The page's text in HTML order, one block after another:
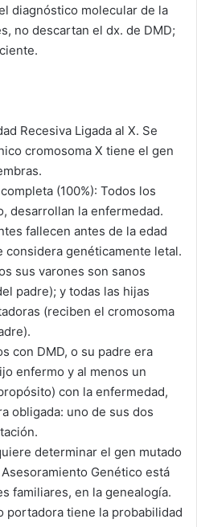
diagnóstico molecular de la
no descartan el dx. de DMD;
Recesiva Ligada al X. Se
cromosoma X tiene el gen
(100%): Todos los
desarrollan la enfermedad.
fallecen antes de la edad
considera genéticamente letal.
sus varones son sanos
padre); y todas las hijas
(reciben el cromosoma
con DMD, o su padre era
enfermo y al menos un
con la enfermedad,
obligada: uno de sus dos
determinar el gen mutado
Genético está
familiares, en la genealogía.
portadora tiene la probabilidad